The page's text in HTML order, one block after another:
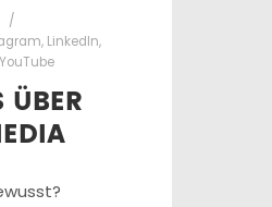
, LinkedIn,
YouTube
ÜBER